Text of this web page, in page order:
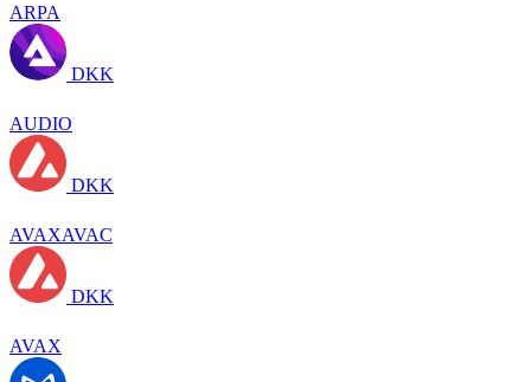
ARPA
DKK
AUDIO
DKK
AVAXAVAC
DKK
AVAX